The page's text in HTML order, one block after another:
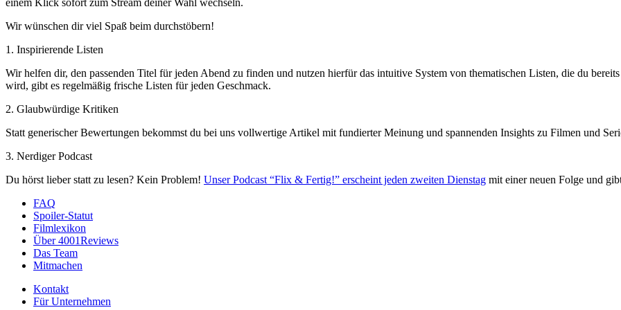
einem Klick sofort zum Stream deiner Wahl wechseln.
Wir wünschen dir viel Spaß beim durchstöbern!
1. Inspirierende Listen
Wir helfen dir, den passenden Titel für jeden Abend zu finden und nutzen hierfür das intuitive System von thematischen Listen, die du
wird, gibt es regelmäßig frische Listen für jeden Geschmack.
2. Glaubwürdige Kritiken
Statt generischer Bewertungen bekommst du bei uns vollwertige Artikel mit fundierter Meinung und spannenden Insights zu Filmen und
3. Nerdiger Podcast
Du hörst lieber statt zu lesen? Kein Problem! Unser Podcast “Flix & Fertig!” erscheint jeden zweiten Dienstag mit einer neuen Folge und
FAQ
Spoiler-Statut
Filmlexikon
Über 4001Reviews
Das Team
Mitmachen
Kontakt
Für Unternehmen